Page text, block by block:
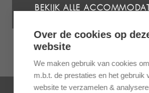
BEKIJK ALLE
Over de cookies op
website
We maken gebruik van cookies
m.b.t. de prestaties en het gebruik
website te verzamelen &